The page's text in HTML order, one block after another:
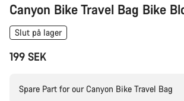
Canyon Bike Travel Bag Bike
Slut på lager
199 SEK
Spare Part for our Canyon Bike Travel Bag